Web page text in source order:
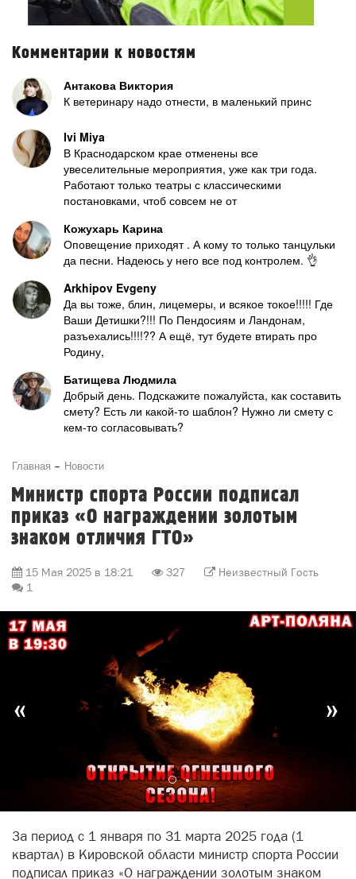
Комментарии к новостям
Антакова Виктория
К ветеринару надо отнести, в маленький принс
Ivi Miya
В Краснодарском крае отменены все
увеселительные мероприятия, уже как три года.
Работают только театры с классическими
постановками, чтоб совсем не от
Кожухарь Карина
Оповещение приходят . А кому то только танцульки
да песни. Надеюсь у него все под контролем. 👌
Arkhipov Evgeny
Да вы тоже, блин, лицемеры, и всякое токое!!!!! Где
Ваши Детишки?!!! По Пендосиям и Ландонам,
разъехались!!!!?? А ещё, тут будете втирать про
Родину,
Батищева Людмила
Добрый день. Подскажите пожалуйста, как составить
смету? Есть ли какой-то шаблон? Нужно ли смету с
кем-то согласовывать?
Главная Новости
Министр спорта России подписал
приказ «О награждении золотым
знаком отличия ГТО»
15 Мая 2025 в 18:21 327
Неизвестный Гость
1
« »
За период с 1 января по 31 марта 2025 года (1
квартал) в Кировской области министр спорта России
подписал приказ «О награждении золотым знаком